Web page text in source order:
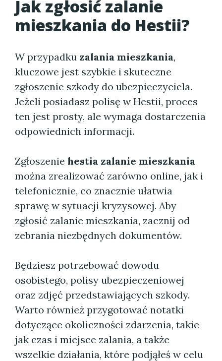
Jak zgłosić zalanie
mieszkania do Hestii?
W przypadku zalania mieszkania,
kluczowe jest szybkie i skuteczne
zgłoszenie szkody do ubezpieczyciela.
Jeżeli posiadasz polisę w Hestii, proces
ten jest prosty, ale wymaga dostarczenia
odpowiednich informacji.
Zgłoszenie hestia zalanie mieszkania
można zrealizować zarówno online, jak i
telefonicznie, co znacznie ułatwia
sprawę w sytuacji kryzysowej. Aby
zgłosić zalanie mieszkania, zacznij od
zebrania niezbędnych dokumentów.
Będziesz potrzebować dowodu
osobistego, polisy ubezpieczeniowej
oraz zdjęć przedstawiających szkody.
Warto również przygotować notatki
dotyczące okoliczności zdarzenia, takie
jak czas i miejsce zalania, a także
wszelkie działania, które podjąłeś w celu